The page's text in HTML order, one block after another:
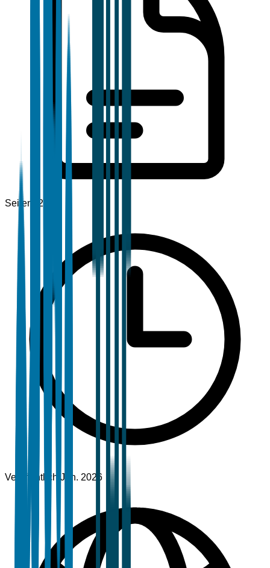
Seiten 120+
Veröffentlicht Jan. 2026